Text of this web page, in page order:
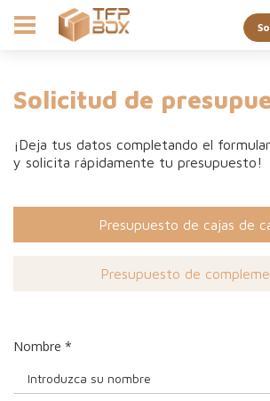
Solicitud de
¡Deja tus datos completando el
y solicita rápidamente tu presupuesto!
Presupuesto de cajas de
Presupuesto de
Nombre *